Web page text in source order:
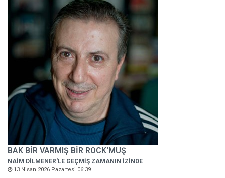
BAK BİR VARMIŞ BİR ROCK'MUŞ
NAİM DİLMENER'LE GEÇMİŞ ZAMANIN İZİNDE
13 Nisan 2026 Pazartesi 06:39